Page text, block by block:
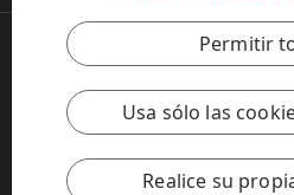
Permitir
Usa sólo las
Realice su
Copyright © 2026 UPM
Notificación legal
Política de Privacidad
Configuración de la política de